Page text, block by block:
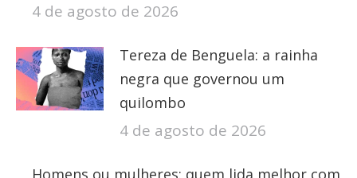
4 de agosto de 2026
Tereza de Benguela: a rainha
negra que governou um
quilombo
4 de agosto de 2026
Homens ou mulheres: quem lida melhor com